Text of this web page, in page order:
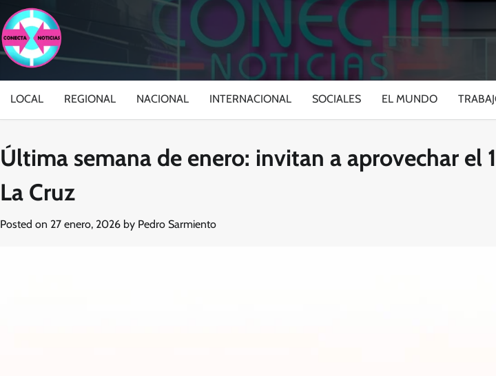
to
content
LOCAL REGIONAL NACIONAL INTERNACIONAL SOCIALES EL MUNDO
Última semana de enero: invitan a aprovechar el
La Cruz
Posted on 27 enero, 2026 by Pedro Sarmiento